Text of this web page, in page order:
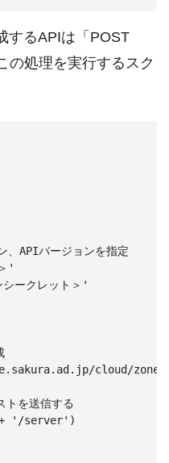
するAPIは「POST
の処理を実行するスク
、APIバージョンを指定
'
ークレット＞'
cloud/
を送信する
+ '/server')